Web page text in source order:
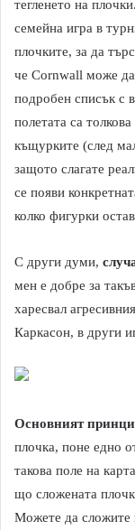
тегленето на
семейна игра в
плочките, за да
че Cornwall може
подробен списък с
полетата са
къщурките (след
защото слагате
се появи
колко фигурки
С други думи,
мен е добре за
харесвал
Каркасон, в други
Основният
плочка, поне едно
такова поле на
що сложената
Можете да сложите